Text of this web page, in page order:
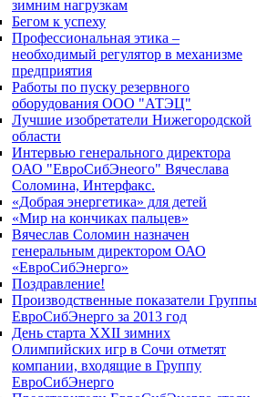
зимним нагрузкам
Бегом к успеху
Профессиональная этика –
необходимый регулятор в механизме
предприятия
Работы по пуску резервного
оборудования ООО "АТЭЦ"
Лучшие изобретатели Нижегородской
области
Интервью генерального директора
ОАО "ЕвроСибЭнеого" Вячеслава
Соломина, Интерфакс.
«Добрая энергетика» для детей
«Мир на кончиках пальцев»
Вячеслав Соломин назначен
генеральным директором ОАО
«ЕвроСибЭнерго»
Поздравление!
Производственные показатели Группы
ЕвроСибЭнерго за 2013 год
День старта XXII зимних
Олимпийских игр в Сочи отметят
компании, входящие в Группу
ЕвроСибЭнерго